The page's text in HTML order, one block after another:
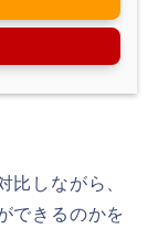
比しながら、
できるのかを